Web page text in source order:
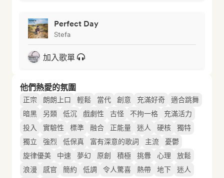
Perfect Day
Stefa
加入歌單
他們熱愛的氛圍
正宗 朗朗上口 輕鬆 當代 創意 充滿好奇
適合跳舞
暗黑
另類 低沉 戲劇性 古怪 不拘一格
充滿活力
投入
實驗性 標準 融合 正能量 迷人 硬核
獨特
獨立
強烈 低保真 富有深意的歌詞 主流
憂鬱
旋律優美
中速 夢幻 原創 積極 挑釁 心理
放鬆
浪漫
感官 簡約 低調 令人驚喜 熱帶 地下
迷人